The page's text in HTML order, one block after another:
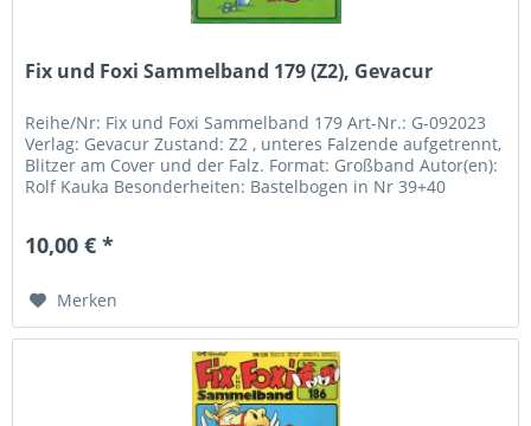
Fix und Foxi Sammelband 179 (Z2), Gevacur
Reihe/Nr: Fix und Foxi Sammelband 179 Art-Nr.: G-092023
Verlag: Gevacur Zustand: Z2 , unteres Falzende aufgetrennt,
Blitzer am Cover und der Falz. Format: Großband Autor(en):
Rolf Kauka Besonderheiten: Bastelbogen in Nr 39+40
10,00 € *
Merken